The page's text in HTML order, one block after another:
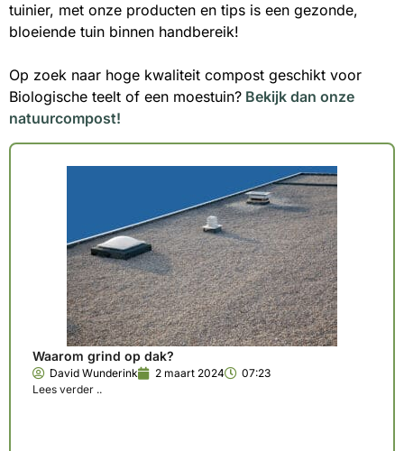
tuinier, met onze producten en tips is een gezonde,
bloeiende tuin binnen handbereik!
Op zoek naar hoge kwaliteit compost geschikt voor
Biologische teelt of een moestuin? Bekijk dan onze
natuurcompost!
Waarom grind op dak?
David Wunderink 2 maart 2024
07:23
Lees verder ..